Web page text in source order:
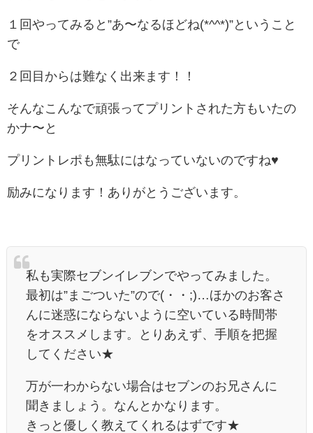
１回やってみると”あ〜なるほどね(*^^*)”ということ
で
２回目からは難なく出来ます！！
そんなこんなで頑張ってプリントされた方もいたの
かナ〜と
プリントレポも無駄にはなっていないのですね♥
励みになります！ありがとうございます。
私も実際セブンイレブンでやってみました。
最初は”まごついた”ので(・・;)…ほかのお客さ
んに迷惑にならないように空いている時間帯
をオススメします。とりあえず、手順を把握
してください★
万が一わからない場合はセブンのお兄さんに
聞きましょう。なんとかなります。
きっと優しく教えてくれるはずです★